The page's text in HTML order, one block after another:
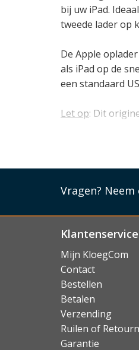
bij uw iPad.
tweede lader op
De Apple
als iPad op de
een standaard
Let op: Dit
Vragen?
Klantenservice
Mijn KloegCom
Contact
Bestellen
Betalen
Verzending
Ruilen of
Garantie